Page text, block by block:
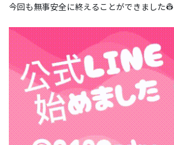
今回も無事安全に終えることができました👷